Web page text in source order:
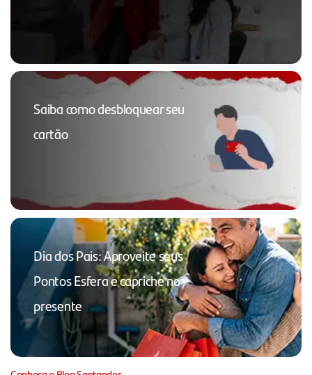
Saiba como desbloquear seu
cartão
Dia dos Pais: Aproveite seus
Pontos Esfera e capriche no
presente